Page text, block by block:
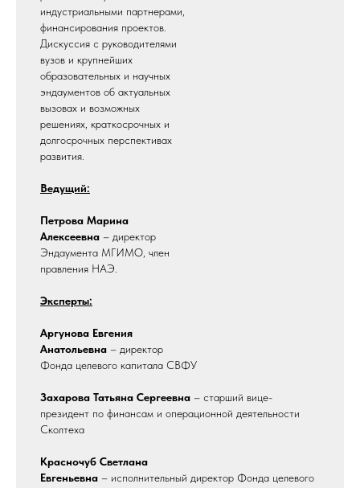
индустриальными партнерами,
финансирования проектов.
Дискуссия с руководителями
вузов и крупнейших
образовательных и научных
эндаументов об актуальных
вызовах и возможных
решениях, краткосрочных и
долгосрочных перспективах
развития.
Ведущий:
Петрова Марина
Алексеевна – директор
Эндаумента МГИМО, член
правления НАЭ.
Эксперты:
Аргунова Евгения
Анатольевна – директор
Фонда целевого капитала СВФУ
Захарова Татьяна Сергеевна – старший вице-
президент по финансам и операционной деятельности
Сколтеха
Красночуб Светлана
Евгеньевна – исполнительный директор Фонда целевого